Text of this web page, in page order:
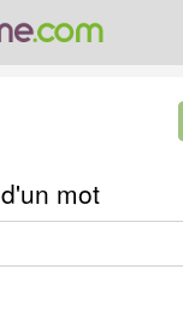
d'un mot